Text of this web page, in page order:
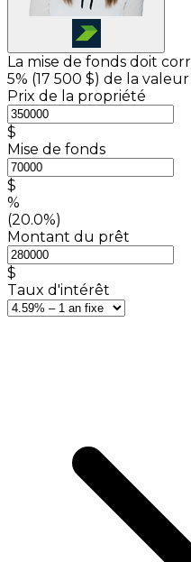
La mise de fonds doit
5% (17 500 $) de la
Prix de la propriété
$
Mise de fonds
$
%
(20.0%)
Montant du prêt
$
Taux d'intérêt